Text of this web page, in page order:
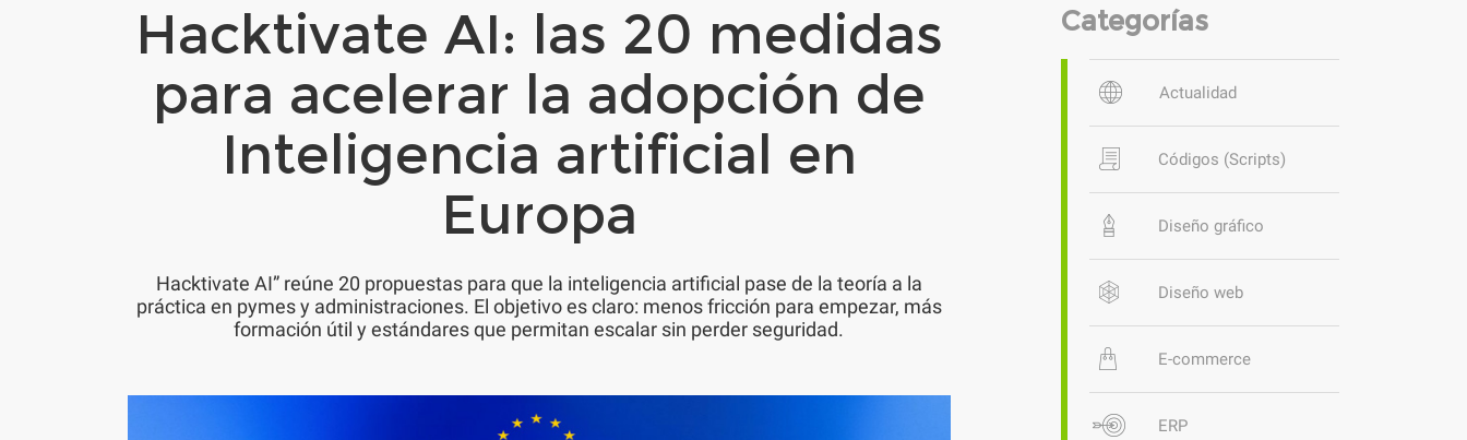
Hacktivate AI: las 20 medidas
para acelerar la adopción de
Inteligencia artificial en
Europa
Hacktivate AI” reúne 20 propuestas para que la inteligencia artificial pase de la teoría a la
práctica en pymes y administraciones. El objetivo es claro: menos fricción para empezar, más
formación útil y estándares que permitan escalar sin perder seguridad.
Categorías
Actualidad
Códigos (Scripts)
Diseño gráfico
Diseño web
E-commerce
ERP